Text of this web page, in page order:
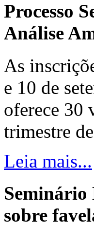
Processo
Análise
As
e 10 de
oferece 30
trimestre
Leia mais...
Seminário
sobre